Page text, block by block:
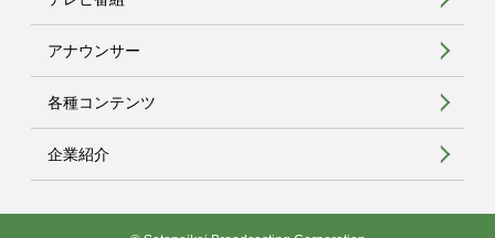
アナウンサー
各種コンテンツ
企業紹介